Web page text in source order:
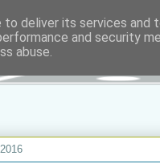
deliver its services and
and security
abuse.